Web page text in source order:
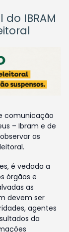
IBRAM
comunicação
– Ibram e de
as
é vedada a
órgãos e
as
devem ser
agentes
da